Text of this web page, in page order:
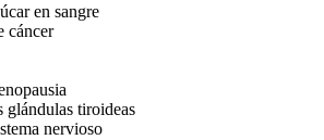
en sangre
cáncer
glándulas tiroideas
nervioso